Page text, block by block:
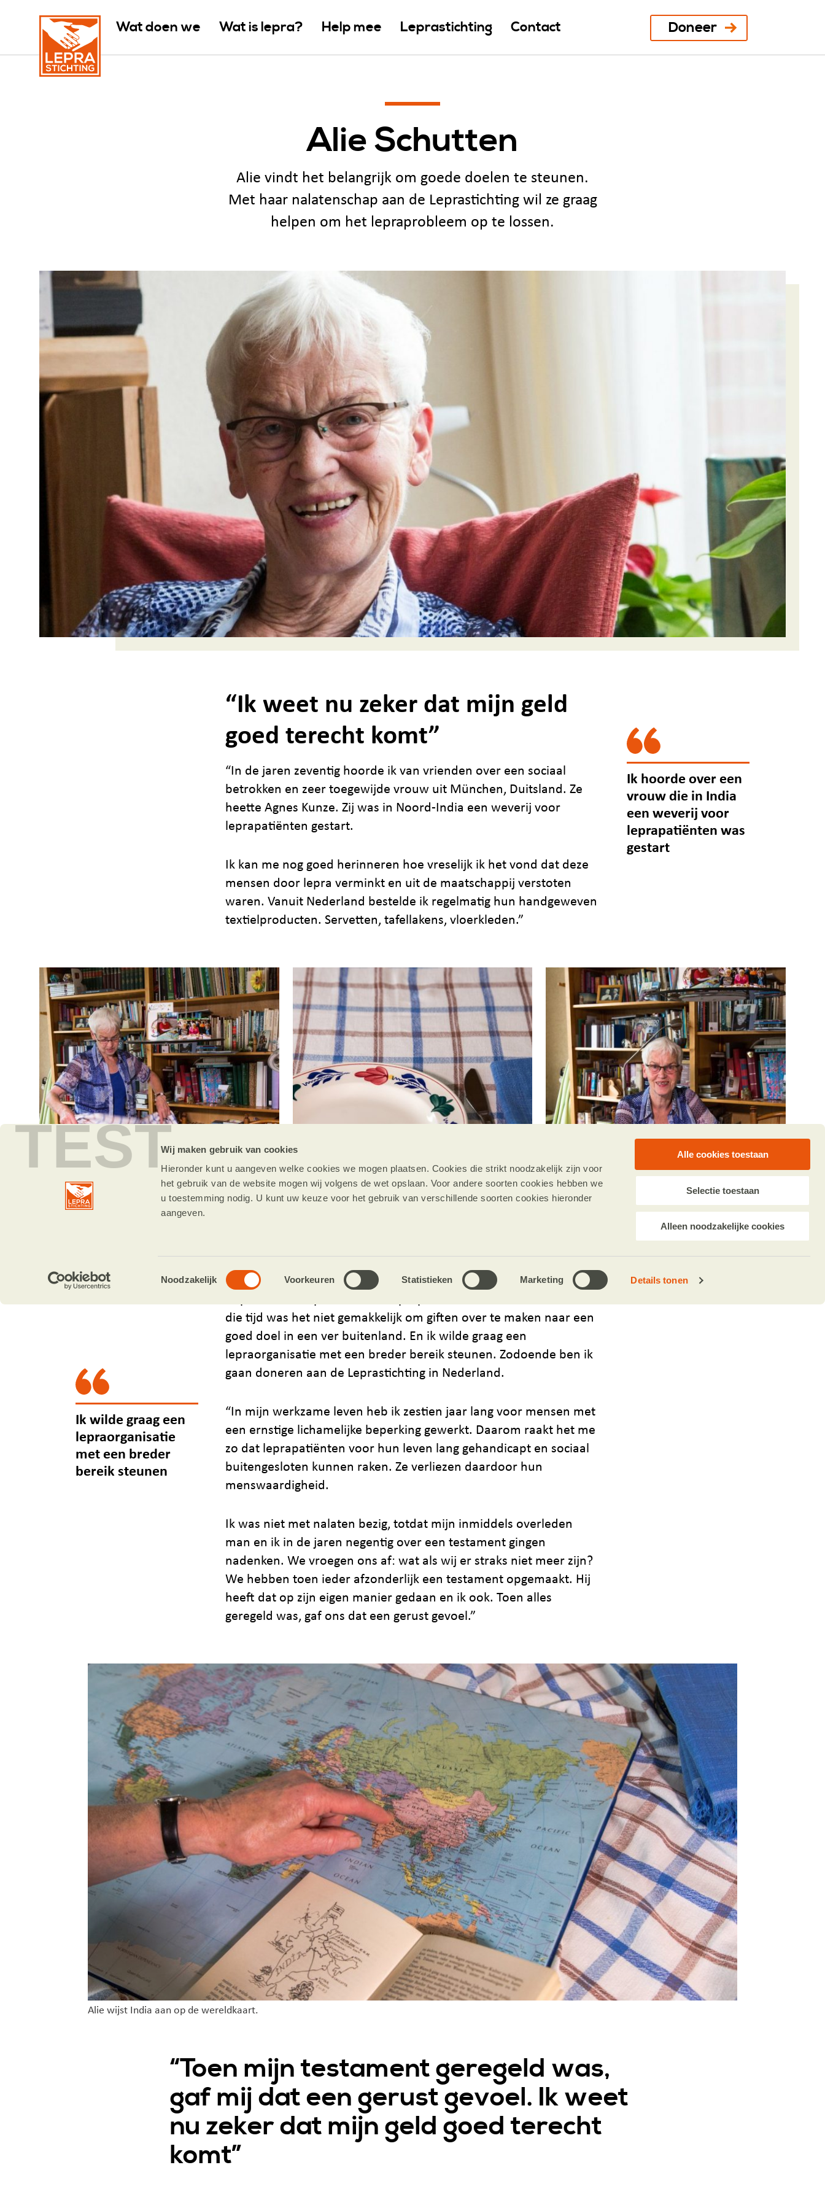
TESTWij maken gebruik van cookies
Hieronder kunt u aangeven welke cookies we mogen plaatsen. Cookies die strikt noodzakelijk zijn voor
het gebruik van de website mogen wij volgens de wet opslaan. Voor andere soorten cookies hebben we
u toestemming nodig. U kunt uw keuze voor het gebruik van verschillende soorten cookies hieronder
aangeven.
Toestemmingsselectie
Noodzakelijk Voorkeuren Statistieken Marketing Details tonen
Alle cookies toestaan
Selectie toestaan
Alleen noodzakelijke cookies
Wat doen we Wat is lepra? Help mee Leprastichting Contact Doneer
Alie Schutten
Alie vindt het belangrijk om goede doelen te steunen.
Met haar nalatenschap aan de Leprastichting wil ze graag
helpen om het lepraprobleem op te lossen.
“Ik weet nu zeker dat mijn geld
goed terecht komt”
Ik hoorde over een
vrouw die in India
een weverij voor
leprapatiënten was
gestart
“In de jaren zeventig hoorde ik van vrienden over een sociaal
betrokken en zeer toegewijde vrouw uit München, Duitsland. Ze
heette Agnes Kunze. Zij was in Noord-India een weverij voor
leprapatiënten gestart.
Ik kan me nog goed herinneren hoe vreselijk ik het vond dat deze
mensen door lepra verminkt en uit de maatschappij verstoten
waren. Vanuit Nederland bestelde ik regelmatig hun handgeweven
textielproducten. Servetten, tafellakens, vloerkleden.”
die tijd was het niet gemakkelijk om giften over te maken naar een
goed doel in een ver buitenland. En ik wilde graag een
lepraorganisatie met een breder bereik steunen. Zodoende ben ik
gaan doneren aan de Leprastichting in Nederland.
Ik wilde graag een
lepraorganisatie
met een breder
bereik steunen
“In mijn werkzame leven heb ik zestien jaar lang voor mensen met
een ernstige lichamelijke beperking gewerkt. Daarom raakt het me
zo dat leprapatiënten voor hun leven lang gehandicapt en sociaal
buitengesloten kunnen raken. Ze verliezen daardoor hun
menswaardigheid.
Ik was niet met nalaten bezig, totdat mijn inmiddels overleden
man en ik in de jaren negentig over een testament gingen
nadenken. We vroegen ons af: wat als wij er straks niet meer zijn?
We hebben toen ieder afzonderlijk een testament opgemaakt. Hij
heeft dat op zijn eigen manier gedaan en ik ook. Toen alles
geregeld was, gaf ons dat een gerust gevoel.”
Alie wijst India aan op de wereldkaart.
Toen mijn testament geregeld was,
gaf mij dat een gerust gevoel. Ik weet
nu zeker dat mijn geld goed terecht
komt